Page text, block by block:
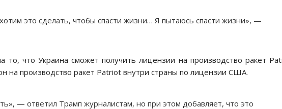
это сделать, чтобы спасти жизни… Я пытаюсь спасти жизни», —
то, что Украина сможет получить лицензии на производство ракет
на производство ракет Patriot внутри страны по лицензии США.
— ответил Трамп журналистам, но при этом добавляет, что это